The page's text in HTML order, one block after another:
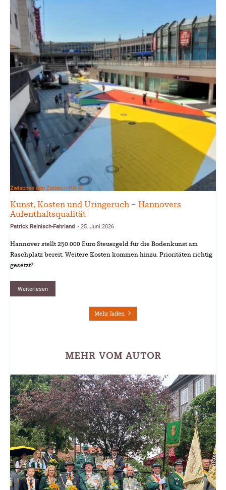
Zwischen den Zeilen – P.R.-F.
Kunst, Kosten und Uringeruch – Hannovers
Aufenthaltsqualität
Patrick Reinisch-Fahrland - 25. Juni 2026
Hannover stellt 250.000 Euro Steuergeld für die Bodenkunst am
Raschplatz bereit. Weitere Kosten kommen hinzu. Prioritäten richtig
gesetzt?
Weiterlesen
Mehr laden
MEHR VOM AUTOR